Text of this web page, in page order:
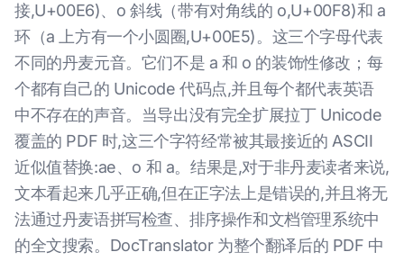
接,U+00E6)、o 斜线（带有对角线的 o,U+00F8)和 a
环（a 上方有一个小圆圈,U+00E5)。这三个字母代表
不同的丹麦元音。它们不是 a 和 o 的装饰性修改；每
个都有自己的 Unicode 代码点,并且每个都代表英语
中不存在的声音。当导出没有完全扩展拉丁 Unicode
覆盖的 PDF 时,这三个字符经常被其最接近的 ASCII
近似值替换:ae、o 和 a。结果是,对于非丹麦读者来说,
文本看起来几乎正确,但在正字法上是错误的,并且将无
法通过丹麦语拼写检查、排序操作和文档管理系统中
的全文搜索。DocTranslator 为整个翻译后的 PDF 中